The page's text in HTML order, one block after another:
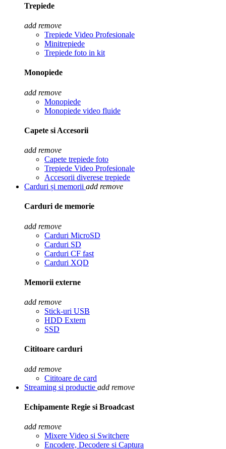
Trepiede
add remove
Trepiede Video Profesionale
Minitrepiede
Trepiede foto in kit
Monopiede
add remove
Monopiede
Monopiede video fluide
Capete si Accesorii
add remove
Capete trepiede foto
Trepiede Video Profesionale
Accesorii diverese trepiede
Carduri și memorii add remove
Carduri de memorie
add remove
Carduri MicroSD
Carduri SD
Carduri CF fast
Carduri XQD
Memorii externe
add remove
Stick-uri USB
HDD Extern
SSD
Cititoare carduri
add remove
Cititoare de card
Streaming si productie add remove
Echipamente Regie si Broadcast
add remove
Mixere Video si Switchere
Encodere, Decodere si Captura